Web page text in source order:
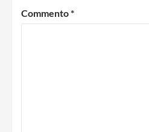
Commento*